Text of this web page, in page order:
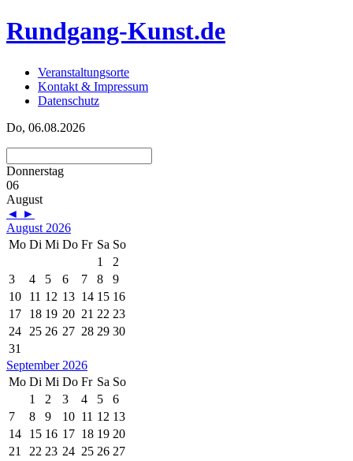
Rundgang-Kunst.de
Veranstaltungsorte
Kontakt & Impressum
Datenschutz
Do, 06.08.2026
Donnerstag
06
August
◄ ►
August 2026
Mo Di Mi Do Fr Sa So
1
2
3
4 5 6 7 8
9
10
11 12 13 14 15 16
17
18 19 20 21 22 23
24 25 26 27 28 29 30
31
September 2026
Mo Di Mi Do Fr Sa So
1
2 3 4 5
6
7
8 9 10 11 12 13
14
15 16 17 18 19 20
21
22 23 24 25 26 27